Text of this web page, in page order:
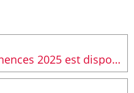
Le calendrier des permanences 2025 est disponible